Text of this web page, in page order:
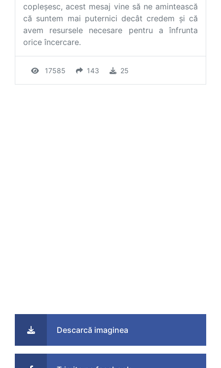
copleșesc, acest mesaj vine să ne amintească
că suntem mai puternici decât credem și că
avem resursele necesare pentru a înfrunta
orice încercare.
17585 143 25
Descarcă imaginea